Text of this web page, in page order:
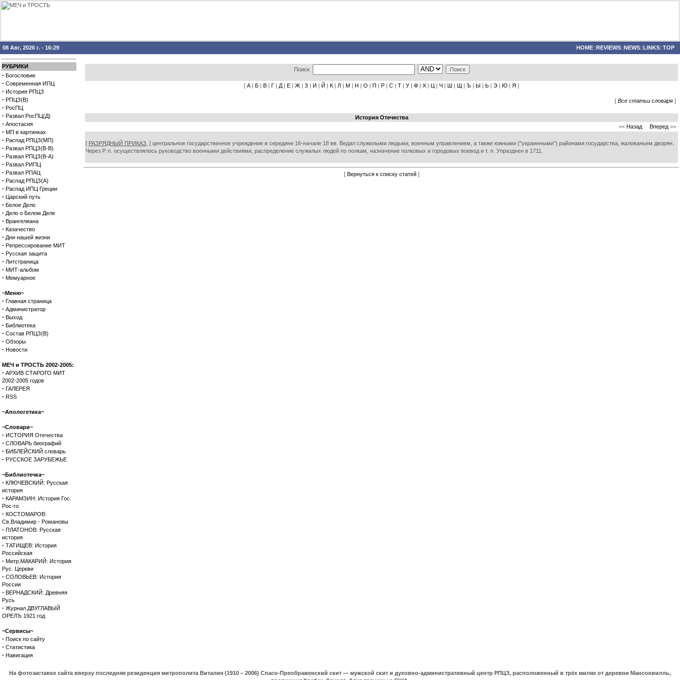
08 Авг, 2026 г. - 16:29 HOME::REVIEWS::NEWS::LINKS::TOP
РУБРИКИ
· Богословие
· Современная ИПЦ
· История РПЦЗ
· РПЦЗ(В)
· РосПЦ
· Развал РосПЦ(Д)
· Апостасия
· МП в картинках
· Распад РПЦЗ(МП)
· Развал РПЦЗ(В-В)
· Развал РПЦЗ(В-А)
· Развал РИПЦ
· Развал РПАЦ
· Распад РПЦЗ(А)
· Распад ИПЦ Греции
· Царский путь
· Белое Дело
· Дело о Белом Деле
· Врангелиана
· Казачество
· Дни нашей жизни
· Репрессирование МИТ
· Русская защита
· Литстраница
· МИТ-альбом
· Мемуарное
~Меню~
· Главная страница
· Администратор
· Выход
· Библиотека
· Состав РПЦЗ(В)
· Обзоры
· Новости
МЕЧ и ТРОСТЬ 2002-2005:
· АРХИВ СТАРОГО МИТ
2002-2005 годов
· ГАЛЕРЕЯ
· RSS
~Апологетика~
~Словари~
· ИСТОРИЯ Отечества
· СЛОВАРЬ биографий
· БИБЛЕЙСКИЙ словарь
· РУССКОЕ ЗАРУБЕЖЬЕ
~Библиотечка~
· КЛЮЧЕВСКИЙ: Русская
история
· КАРАМЗИН: История Гос.
Рос-го
· КОСТОМАРОВ:
Св.Владимир - Романовы
· ПЛАТОНОВ: Русская
история
· ТАТИЩЕВ: История
Российская
· Митр.МАКАРИЙ: История
Рус. Церкви
· СОЛОВЬЕВ: История
России
· ВЕРНАДСКИЙ: Древняя
Русь
· Журнал ДВУГЛАВЫЙ
ОРЕЛЪ 1921 год
~Сервисы~
· Поиск по сайту
· Статистика
· Навигация
Поиск
[ А | Б | В | Г | Д | Е | Ж | З | И | Й | К | Л | М | Н | О | П | Р | С | Т | У | Ф | Х | Ц | Ч | Ш | Щ | Ъ | Ы | Ь | Э | Ю | Я ]
[ Все статьи словаря ]
История Отечества
<< Назад Вперед >>
[ РАЗРЯДНЫЙ ПРИКАЗ, ] центральное государственное учреждение в середине 16-начале 18 вв. Ведал служилыми людьми, военным управлением, а также южными ("украинными") районами государства, жалованьем дворян.
Через Р. п. осуществлялось руководство военными действиями, распределение служилых людей по полкам, назначение полковых и городовых воевод и т. п. Упразднен в 1711.
[ Вернуться к списку статей]
На фотозаставке сайта вверху последняя резиденция митрополита Виталия (1910 – 2006) Спасо-Преображенский скит — мужской скит и духовно-административный центр РПЦЗ, расположенный в трёх милях от деревни Мансонвилль,